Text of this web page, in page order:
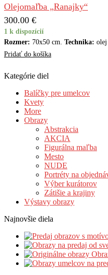
Olejomaľba „Ranajky“
300.00 €
1 k dispozícií
Rozmer: 70x50 cm. Technika: olej
Pridať do košíka
Kategórie diel
Balíčky pre umelcov
Kvety
More
Obrazy
Abstrakcia
AKCIA
Figurálna maľba
Mesto
NUDE
Portréty na
Výber kurátorov
Zátišie a krajiny
Výstavy obrazy
Najnovšie diela